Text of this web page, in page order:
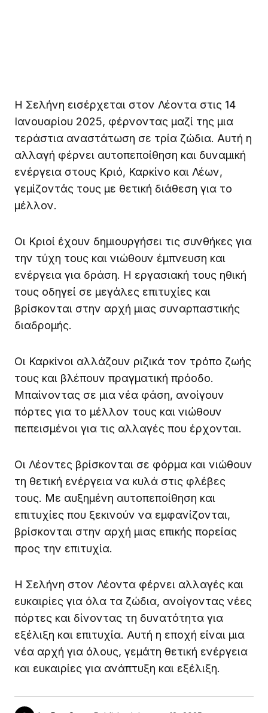
την τύχη τους και νιώθουν έμπνευση και
ενέργεια για δράση. Η εργασιακή τους ηθική
τους οδηγεί σε μεγάλες επιτυχίες και
βρίσκονται στην αρχή μιας συναρπαστικής
διαδρομής.
Οι Καρκίνοι αλλάζουν ριζικά τον τρόπο ζωής
Μπαίνοντας σε μια νέα φάση, ανοίγουν
πόρτες για το μέλλον τους και νιώθουν
πεπεισμένοι για τις αλλαγές που έρχονται.
Οι Λέοντες βρίσκονται σε φόρμα και νιώθουν
τη θετική ενέργεια να κυλά στις φλέβες
επιτυχίες που ξεκινούν να εμφανίζονται,
βρίσκονται στην αρχή μιας επικής πορείας
προς την επιτυχία.
Η Σελήνη στον Λέοντα φέρνει αλλαγές και
πόρτες και δίνοντας τη δυνατότητα για
εξέλιξη και επιτυχία. Αυτή η εποχή είναι μια
νέα αρχή για όλους, γεμάτη θετική ενέργεια
και ευκαιρίες για ανάπτυξη και εξέλιξη.
ΔΕΊΤΕ ΠΕΡΙΣΣΌΤΕΡΑ